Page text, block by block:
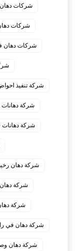
شركات
شركات
شركات دهان
شركة تنفيذ
شركة
شركة
شركة دهان
شركة
شركة
شركة دهان في
شركة دهان